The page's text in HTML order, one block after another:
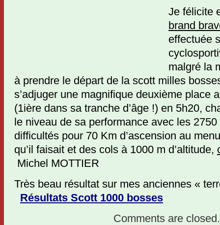
Je félicite
brand
effectuée
malgré la
à prendre le départ de la scott milles
s’adjuger une magnifique deuxième place
(1ière dans sa tranche d’âge !) en 5h20,
le niveau de sa performance avec les
difficultés pour 70 Km d’ascension au
qu’il faisait et des cols à 1000 m d’altitude,
Michel MOTTIER
Très beau résultat sur mes anciennes «
Résultats Scott 1000 bosses
Comments are closed.